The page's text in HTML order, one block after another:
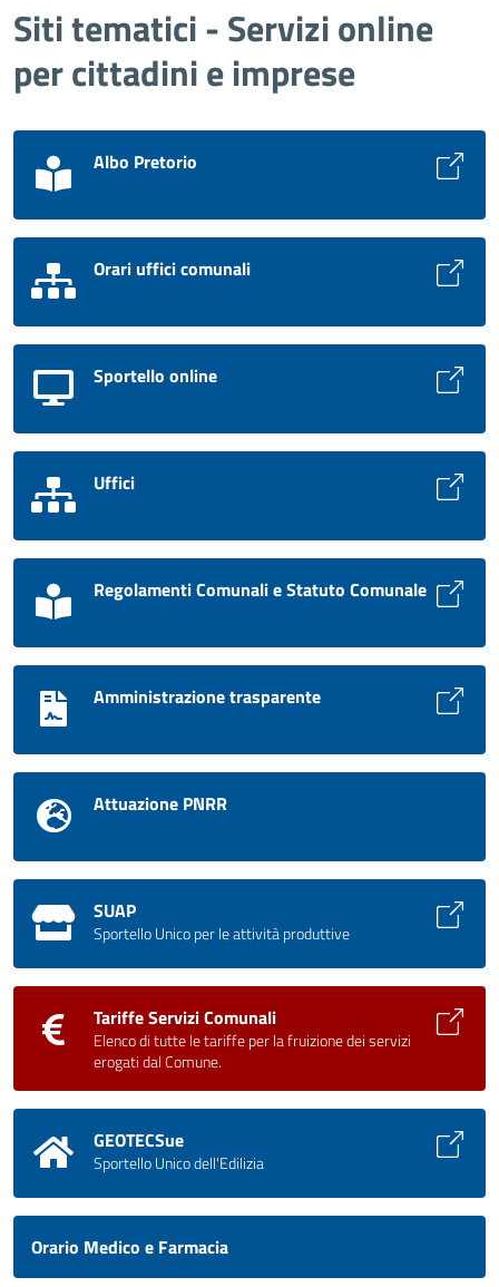
Siti tematici - Servizi online
per cittadini e imprese
Albo Pretorio
Orari uffici comunali
Sportello online
Uffici
Regolamenti Comunali e Statuto Comunale
Amministrazione trasparente
Attuazione PNRR
SUAP
Sportello Unico per le attività produttive
Tariffe Servizi Comunali
Elenco di tutte le tariffe per la fruizione dei servizi
erogati dal Comune.
GEOTECSue
Sportello Unico dell'Edilizia
Orario Medico e Farmacia